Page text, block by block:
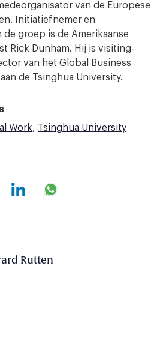
van de Europese
Initiatiefnemer en
groep is de Amerikaanse
Rick Dunham. Hij is visiting-
van het Global Business
de Tsinghua University.
Work Tsinghua University
Rutten